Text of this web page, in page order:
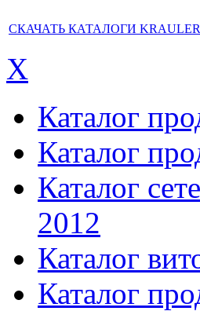
СКАЧАТЬ КАТАЛОГИ KRAULER
X
Каталог
Каталог
Каталог
2012
Каталог
Каталог